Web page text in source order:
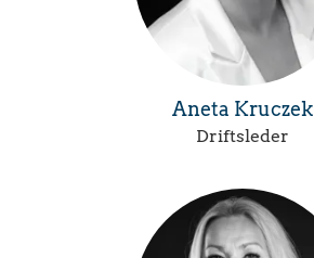
Aneta Kruczek
Driftsleder